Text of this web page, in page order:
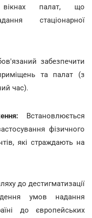
палат, що
стаціонарної
забезпечити
та палат (з
час).
Встановлюється
фізичного
які страждають на
до дестигматизації
умов надання
до європейських